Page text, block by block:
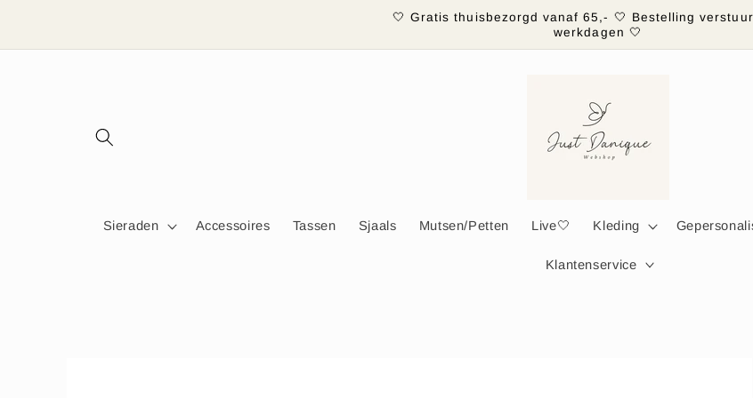
🤍 Gratis thuisbezorgd vanaf 65,- 🤍 Bestelling
werkdagen 🤍
Sieraden Accessoires Tassen Sjaals Mutsen/Petten Live🤍 Kleding
Klantenservice